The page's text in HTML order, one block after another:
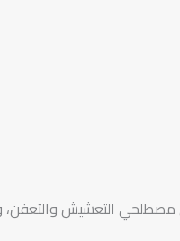
مصطلحي التعشيش